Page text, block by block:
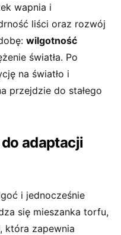
wapnia i
liści oraz rozwój
wilgotność
światła. Po
na światło i
przejdzie do stałego
adaptacji
i jednocześnie
się mieszanka torfu,
która zapewnia